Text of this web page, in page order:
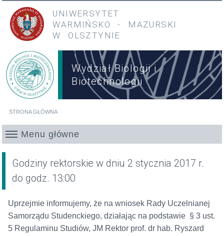
Przejdź do treści
Przejdź do menu głównego
UNIWERSYTET
WARMIŃSKO
- MAZURSKI
W OLSZTYNIE
Wydział Biologii i
Biotechnologii
STRONA GŁÓWNA
Menu główne
Godziny rektorskie w dniu 2 stycznia 2017 r.
do godz. 13:00
Uprzejmie informujemy, że na wniosek Rady Uczelnianej
Samorządu Studenckiego, działając na podstawie § 3 ust.
5 Regulaminu Studiów, JM Rektor prof. dr hab. Ryszard